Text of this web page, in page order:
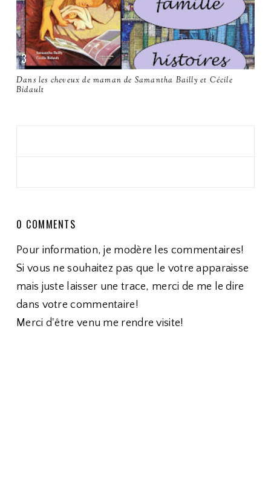
Dans les cheveux de maman de Samantha Bailly et Cécile
Bidault
0 COMMENTS
Pour information, je modère les commentaires!
Si vous ne souhaitez pas que le votre apparaisse
mais juste laisser une trace, merci de me le dire
dans votre commentaire!
Merci d'être venu me rendre visite!